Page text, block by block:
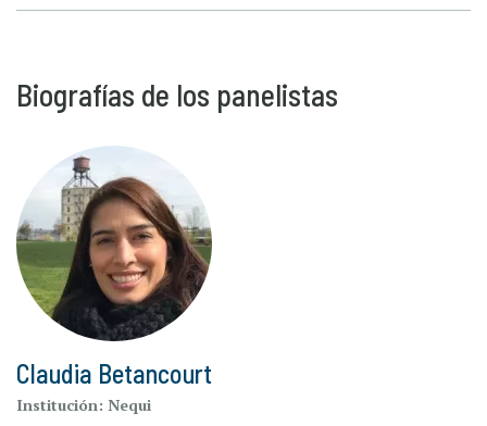
Biografías de los panelistas
Claudia Betancourt
Institución: Nequi